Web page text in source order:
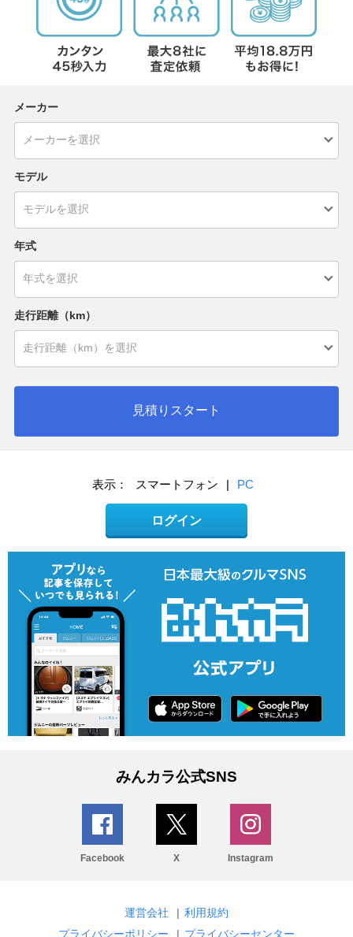
メーカー
モデル
年式
走行距離（km）
見積りスタート
表示： スマートフォン | PC
ログイン
みんカラ公式SNS
Facebook X Instagram
運営会社 | 利用規約
プライバシーポリシー
| プライバシーセンター